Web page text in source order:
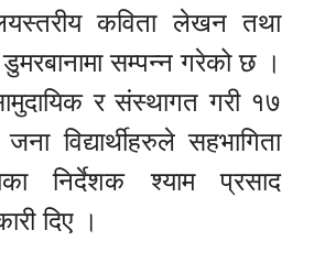
कविता लेखन तथा
सम्पन्न गरेको छ ।
र संस्थागत गरी १७
विद्यार्थीहरुले सहभागिता
निर्देशक श्याम प्रसाद
दिए ।